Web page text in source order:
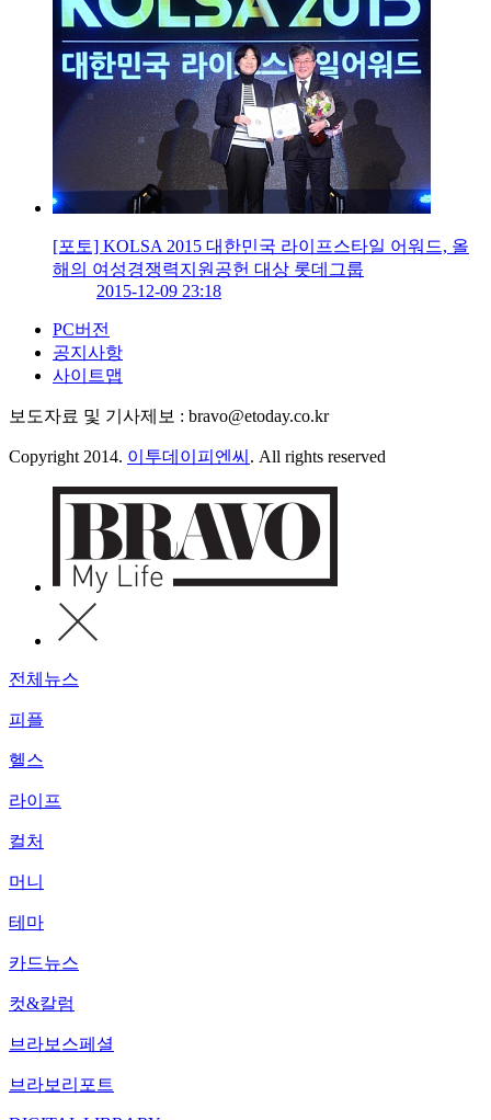
[포토] KOLSA 2015 대한민국 라이프스타일 어워드, 올
해의 여성경쟁력지원공헌 대상 롯데그룹
2015-12-09 23:18
PC버전
공지사항
사이트맵
보도자료 및 기사제보 : bravo@etoday.co.kr
Copyright 2014. 이투데이피엔씨 . All rights reserved
전체뉴스
피플
헬스
라이프
컬처
머니
테마
카드뉴스
컷&칼럼
브라보스페셜
브라보리포트